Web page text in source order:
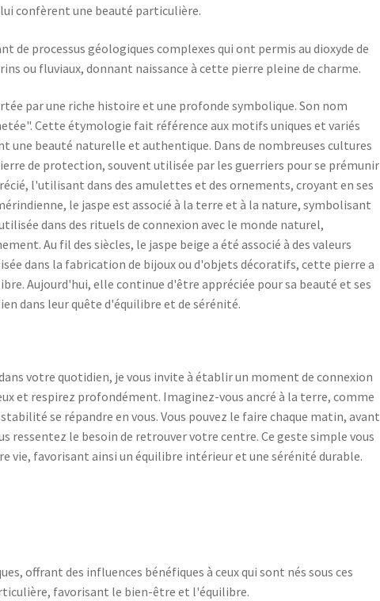
confèrent une beauté particulière.
processus géologiques complexes qui ont permis au dioxyde de
ou fluviaux, donnant naissance à cette pierre pleine de charme.
par une riche histoire et une profonde symbolique. Son nom
Cette étymologie fait référence aux motifs uniques et variés
une beauté naturelle et authentique. Dans de nombreuses cultures
de protection, souvent utilisée par les guerriers pour se prémunir
l'utilisant dans des amulettes et des ornements, croyant en ses
le jaspe est associé à la terre et à la nature, symbolisant
dans des rituels de connexion avec le monde naturel,
Au fil des siècles, le jaspe beige a été associé à des valeurs
dans la fabrication de bijoux ou d'objets décoratifs, cette pierre a
Aujourd'hui, elle continue d'être appréciée pour sa beauté et ses
dans leur quête d'équilibre et de sérénité.
votre quotidien, je vous invite à établir un moment de connexion
et respirez profondément. Imaginez-vous ancré à la terre, comme
se répandre en vous. Vous pouvez le faire chaque matin, avant
ressentez le besoin de retrouver votre centre. Ce geste simple vous
vie, favorisant ainsi un équilibre intérieur et une sérénité durable.
offrant des influences bénéfiques à ceux qui sont nés sous ces
favorisant le bien-être et l'équilibre.